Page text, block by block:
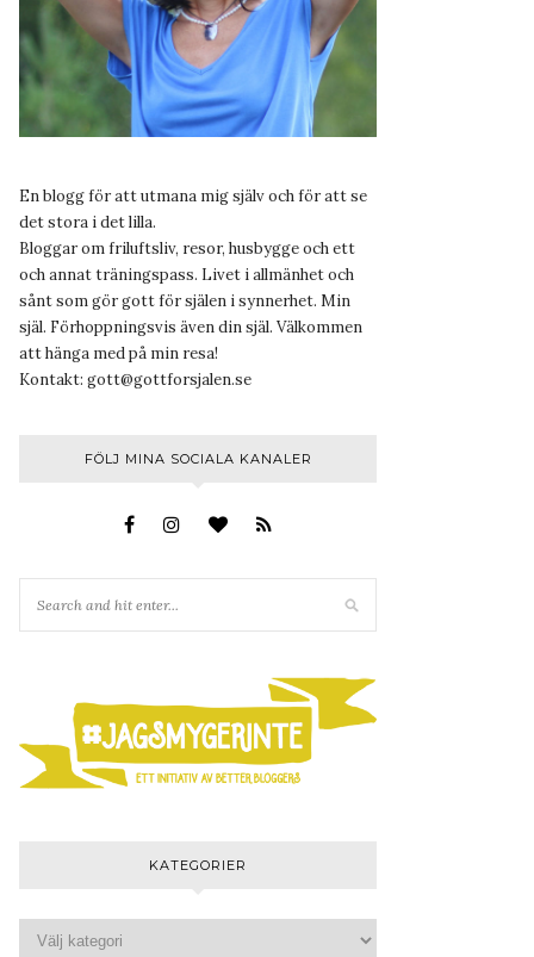
En blogg för att utmana mig själv och för att se
det stora i det lilla.
Bloggar om friluftsliv, resor, husbygge och ett
och annat träningspass. Livet i allmänhet och
sånt som gör gott för själen i synnerhet. Min
själ. Förhoppningsvis även din själ. Välkommen
att hänga med på min resa!
Kontakt: gott@gottforsjalen.se
FÖLJ MINA SOCIALA KANALER
KATEGORIER